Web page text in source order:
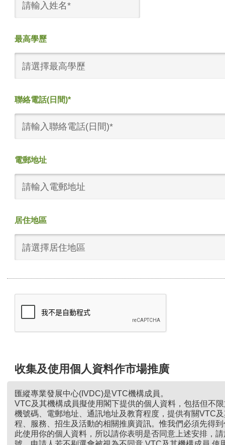
最高學歷
請選擇最高學歷
聯絡電話(日間)*
電郵地址
居住地區
請選擇居住地區
收集及使用個人資料作市場推廣
匯縱專業發展中心(IVDC)是VTC機構成員。
VTC及其機構成員擬使用閣下提供的個人資料，包括但不
機號碼、電郵地址、通訊地址及教育程度，提供有關VTC
程、服務、招生及活動的相關推廣資訊。惟我們必須先得
此使用你的個人資料，所以請你表明是否同意上述安排，